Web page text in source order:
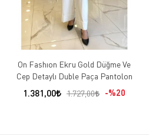
On Fashıon Ekru Gold Düğme Ve
Cep Detaylı Duble Paça Pantolon
1.381,00 1.727,00 %20